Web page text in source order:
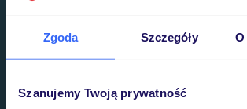
Zgoda Szczegóły
Szanujemy Twoją prywatność